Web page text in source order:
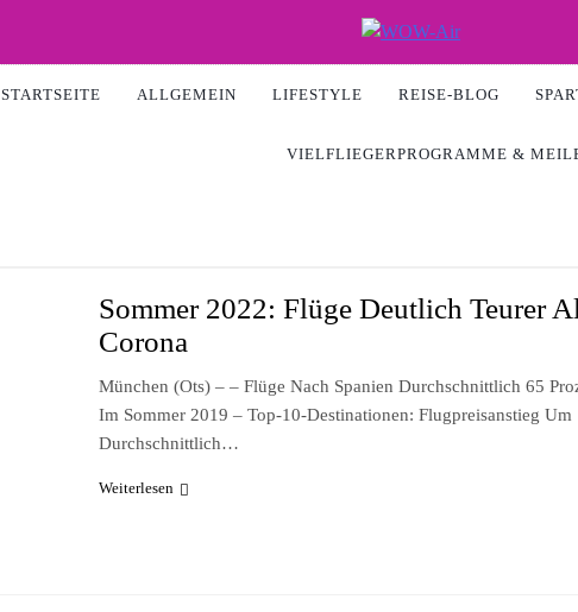
WOW-Air
STARTSEITE ALLGEMEIN LIFESTYLE REISE-BLOG
VIELFLIEGERPROGRAMME &
Sommer 2022: Flüge Deutlich Teurer
Corona
München (ots) – – Flüge Nach Spanien Durchschnittlich 65
Im Sommer 2019 – Top-10-Destinationen: Flugpreisanstieg Um
Durchschnittlich…
Weiterlesen